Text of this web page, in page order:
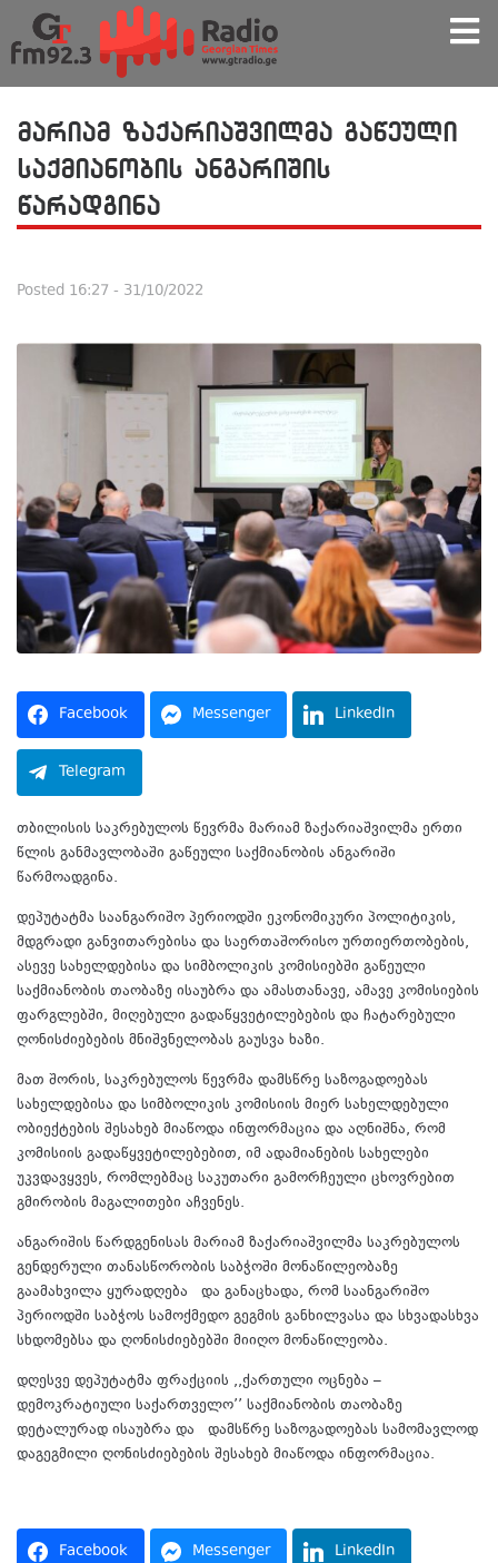
მარიამ ზაქარიაშვილმა გაწეული
საქმიანობის ანგარიშის
წარადგინა
Posted 16:27 - 31/10/2022
Facebook Messenger LinkedIn
Telegram
თბილისის საკრებულოს წევრმა მარიამ ზაქარიაშვილმა ერთი
წლის განმავლობაში გაწეული საქმიანობის ანგარიში
წარმოადგინა.
დეპუტატმა საანგარიშო პერიოდში ეკონომიკური პოლიტიკის,
მდგრადი განვითარებისა და საერთაშორისო ურთიერთობების,
ასევე სახელდებისა და სიმბოლიკის კომისიებში გაწეული
საქმიანობის თაობაზე ისაუბრა და ამასთანავე, ამავე კომისიების
ფარგლებში, მიღებული გადაწყვეტილებების და ჩატარებული
ღონისძიებების მნიშვნელობას გაუსვა ხაზი.
მათ შორის, საკრებულოს წევრმა დამსწრე საზოგადოებას
სახელდებისა და სიმბოლიკის კომისიის მიერ სახელდებული
ობიექტების შესახებ მიაწოდა ინფორმაცია და აღნიშნა, რომ
კომისიის გადაწყვეტილებებით, იმ ადამიანების სახელები
უკვდავყვეს, რომლებმაც საკუთარი გამორჩეული ცხოვრებით
გმირობის მაგალითები აჩვენეს.
ანგარიშის წარდგენისას მარიამ ზაქარიაშვილმა საკრებულოს
გენდერული თანასწორობის საბჭოში მონაწილეობაზე
გაამახვილა ყურადღება და განაცხადა, რომ საანგარიშო
პერიოდში საბჭოს სამოქმედო გეგმის განხილვასა და სხვადასხვა
სხდომებსა და ღონისძიებებში მიიღო მონაწილეობა.
დღესვე დეპუტატმა ფრაქციის ,,ქართული ოცნება –
დემოკრატიული საქართველო’’ საქმიანობის თაობაზე
დეტალურად ისაუბრა და დამსწრე საზოგადოებას სამომავლოდ
დაგეგმილი ღონისძიებების შესახებ მიაწოდა ინფორმაცია.
Facebook Messenger LinkedIn